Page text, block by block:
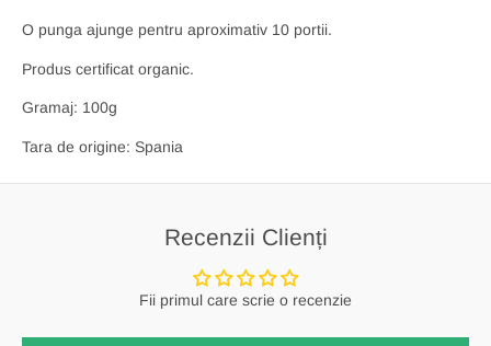
O punga ajunge pentru aproximativ 10 portii.
Produs certificat organic.
Gramaj: 100g
Tara de origine: Spania
Recenzii Clienți
Fii primul care scrie o recenzie